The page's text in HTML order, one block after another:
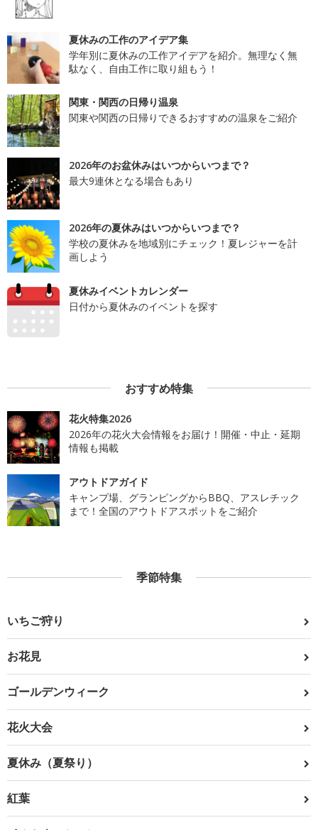
夏休みの工作のアイデア集
学年別に夏休みの工作アイデアを紹介。無理なく無
駄なく、自由工作に取り組もう！
関東・関西の日帰り温泉
関東や関西の日帰りできるおすすめの温泉をご紹介
2026年のお盆休みはいつからいつまで？
最大9連休となる場合もあり
2026年の夏休みはいつからいつまで？
学校の夏休みを地域別にチェック！夏レジャーを計
画しよう
夏休みイベントカレンダー
日付から夏休みのイベントを探す
おすすめ特集
花火特集2026
2026年の花火大会情報をお届け！開催・中止・延期
情報も掲載
アウトドアガイド
キャンプ場、グランピングからBBQ、アスレチック
まで！全国のアウトドアスポットをご紹介
季節特集
いちご狩り
お花見
ゴールデンウィーク
花火大会
夏休み（夏祭り）
紅葉